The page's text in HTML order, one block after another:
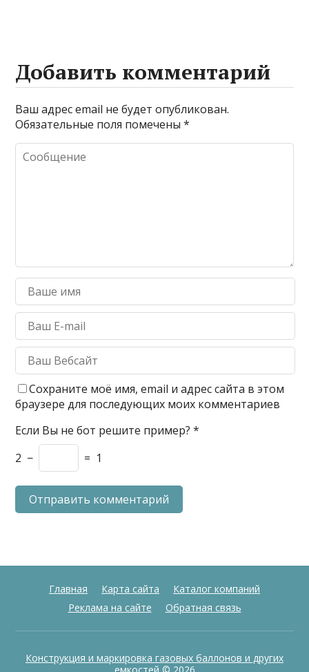
Добавить комментарий
Ваш адрес email не будет опубликован.
Обязательные поля помечены*
Сохраните моё имя, email и адрес сайта в этом
браузере для последующих моих комментариев
Если Вы не бот решите пример? *
2 − = 1
Главная Карта сайта
Каталог компаний
Реклама на сайте
Обратная связь
Конструкция и маркировка газовых баллонов и других